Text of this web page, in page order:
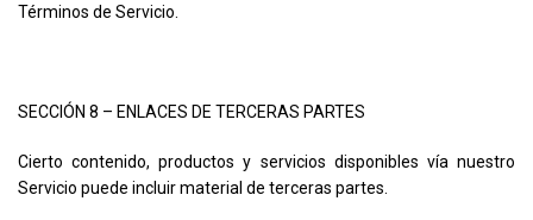
Términos de Servicio.
SECCIÓN 8 – ENLACES DE TERCERAS PARTES
Cierto contenido, productos y servicios disponibles vía nuestro
Servicio puede incluir material de terceras partes.